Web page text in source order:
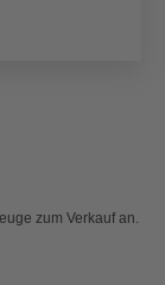
zum Verkauf an.